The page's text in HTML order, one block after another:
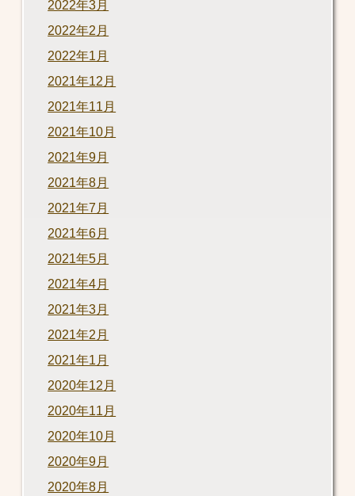
2022年3月
2022年2月
2022年1月
2021年12月
2021年11月
2021年10月
2021年9月
2021年8月
2021年7月
2021年6月
2021年5月
2021年4月
2021年3月
2021年2月
2021年1月
2020年12月
2020年11月
2020年10月
2020年9月
2020年8月